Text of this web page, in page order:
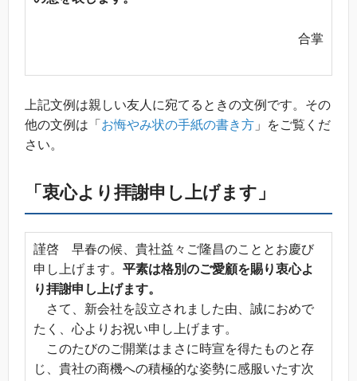
合掌
上記文例は親しい友人に宛てるときの文例です。その
他の文例は「 お悔やみ状の手紙の書き方 」をご覧くだ
さい。
「衷心より拝謝申し上げます」
謹啓 早春の候、貴社益々ご隆昌のこととお慶び
申し上げます。 平素は格別のご愛顧を賜り衷心よ
り拝謝申し上げます。
さて、新会社を設立されました由、誠におめで
たく、心よりお祝い申し上げます。
このたびのご開業はまさに時宣を得たものと存
じ、貴社の商機への積極的な姿勢に感服いたす次